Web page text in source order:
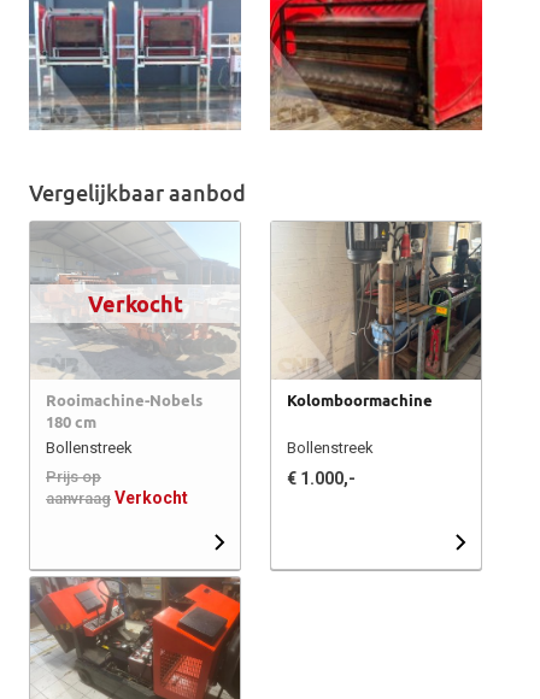
Vergelijkbaar aanbod
Verkocht
Rooimachine-Nobels
180 cm
Bollenstreek
Prijs op
aanvraag Verkocht
Kolomboormachine
Bollenstreek
€ 1.000,-